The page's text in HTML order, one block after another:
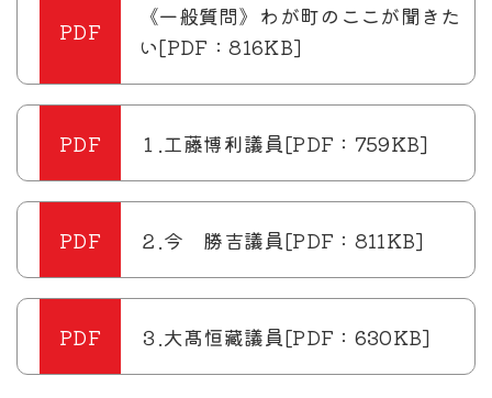
《一般質問》わが町のここが聞きた
い[PDF：816KB]
１.工藤博利議員[PDF：759KB]
２.今 勝吉議員[PDF：811KB]
３.大髙恒藏議員[PDF：630KB]